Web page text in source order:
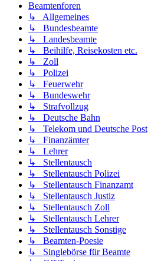
Beamtenforen
↳ Allgemeines
↳ Bundesbeamte
↳ Landesbeamte
↳ Beihilfe, Reisekosten etc.
↳ Zoll
↳ Polizei
↳ Feuerwehr
↳ Bundeswehr
↳ Strafvollzug
↳ Deutsche Bahn
↳ Telekom und Deutsche Post
↳ Finanzämter
↳ Lehrer
↳ Stellentausch
↳ Stellentausch Polizei
↳ Stellentausch Finanzamt
↳ Stellentausch Justiz
↳ Stellentausch Zoll
↳ Stellentausch Lehrer
↳ Stellentausch Sonstige
↳ Beamten-Poesie
↳ Singlebörse für Beamte